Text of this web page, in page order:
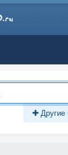
Другие